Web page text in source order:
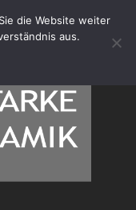
die Website weiter
aus.